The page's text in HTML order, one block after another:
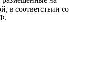
в соответствии со